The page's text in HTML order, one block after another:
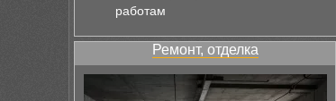
работам
Ремонт, отделка